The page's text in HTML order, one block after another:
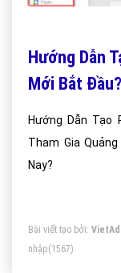
Hướng Dẫn
Mới Bắt Đầu?
Hướng Dẫn Tạo
Tham Gia
Nay?
Bài viết tạo bởi:
nhập(1567)